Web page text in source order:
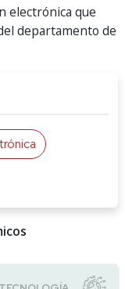
electrónica que
departamento de